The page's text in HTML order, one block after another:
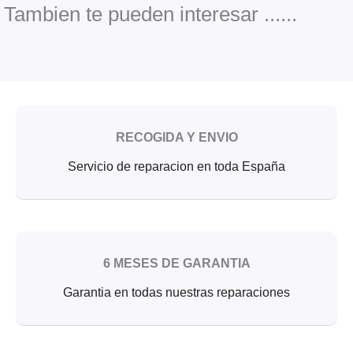
o
k
e
Tambien te pueden interesar ......
RECOGIDA Y ENVIO
Servicio de reparacion en toda España
6 MESES DE GARANTIA
Garantia en todas nuestras reparaciones